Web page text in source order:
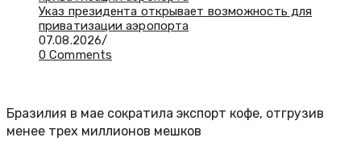
Указ президента открывает возможность для
приватизации аэропорта
07.08.2026/
0 Comments
Бразилия в мае сократила экспорт кофе, отгрузив
менее трех миллионов мешков